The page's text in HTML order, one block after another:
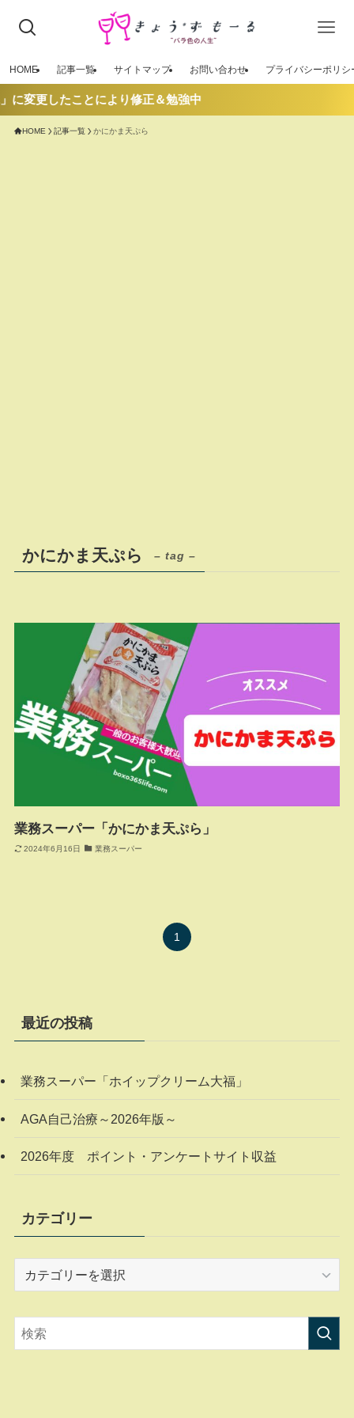
HOME 記事一覧 サイトマップ お問い合わせ プライバシーポリシ
変更したことにより修正＆勉強中
HOME 記事一覧 かにかま天ぷら
かにかま天ぷら – tag –
業務スーパー「かにかま天ぷら」
2024年6月16日 業務スーパー
1
最近の投稿
業務スーパー「ホイップクリーム大福」
AGA自己治療～2026年版～
2026年度 ポイント・アンケートサイト収益
カテゴリー
リ
ー